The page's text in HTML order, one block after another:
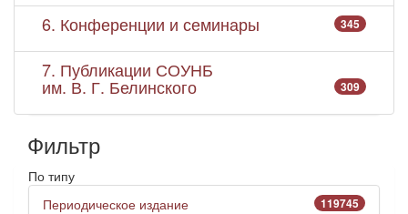
6. Конференции и семинары 345
7. Публикации СОУНБ
им. В. Г. Белинского 309
Фильтр
По типу
119745
Периодическое издание